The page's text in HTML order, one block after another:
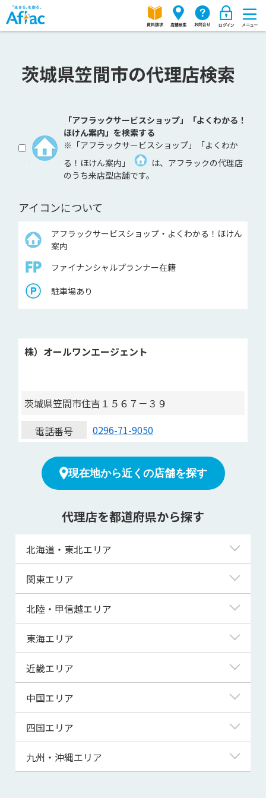
茨城県笠間市の代理店検索
「アフラックサービスショップ」「よくわかる！
ほけん案内」を検索する
※「アフラックサービスショップ」「よくわか
る！ほけん案内」
は、アフラックの代理店
のうち来店型店舗です。
アイコンについて
アフラックサービスショップ・よくわかる！ほけん
案内
ファイナンシャルプランナー在籍
駐車場あり
株）オールワンエージェント
茨城県笠間市住吉１５６７－３９
電話番号
0296-71-9050
現在地から近くの店舗を探す
代理店を都道府県から探す
北海道・東北エリア
北海道
青森県
宮城県
秋田県
山形県
関東エリア
東京都
神奈川県
埼玉県
千葉県
茨城県
群馬県
北陸・甲信越エリア
新潟県
富山県
福井県
山梨県
長野県
東海エリア
岐阜県
静岡県
三重県
近畿エリア
滋賀県
京都府
大阪府
兵庫県
中国エリア
鳥取県
島根県
四国エリア
徳島県
九州・沖縄エリア